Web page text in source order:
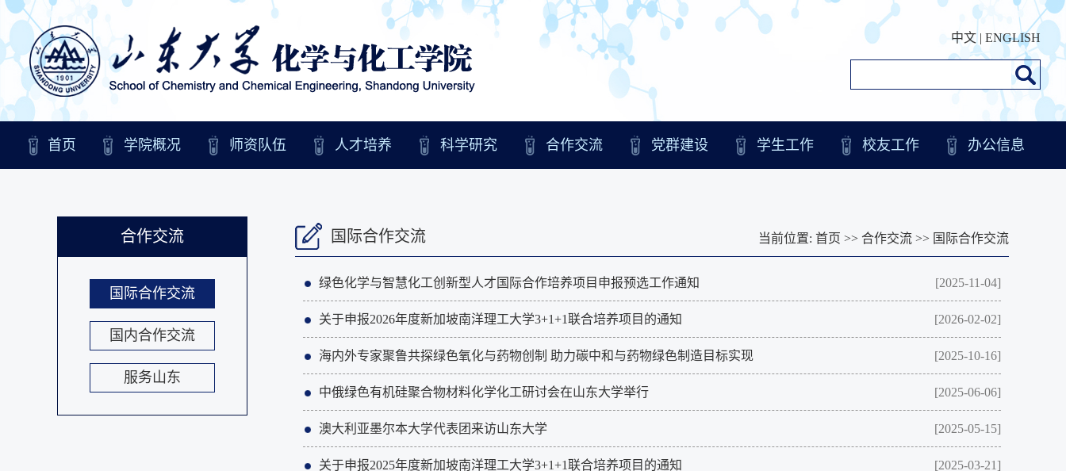
中文 | ENGLISH
首页 学院概况 师资队伍 人才培养 科学研究 合作交流 党群建设 学生工作 校友工作 办公信息
合作交流
国际合作交流
国内合作交流
服务山东
国际合作交流 当前位置: 首页 >> 合作交流 >> 国际合作交流
[2025-11-04]
绿色化学与智慧化工创新型人才国际合作培养项目申报预选工作通知
[2026-02-02]
关于申报2026年度新加坡南洋理工大学3+1+1联合培养项目的通知
[2025-10-16]
海内外专家聚鲁共探绿色氧化与药物创制 助力碳中和与药物绿色制造目标实现
[2025-06-06]
中俄绿色有机硅聚合物材料化学化工研讨会在山东大学举行
[2025-05-15]
澳大利亚墨尔本大学代表团来访山东大学
[2025-03-21]
关于申报2025年度新加坡南洋理工大学3+1+1联合培养项目的通知